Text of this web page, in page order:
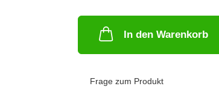
In den Warenkorb
Frage zum Produkt